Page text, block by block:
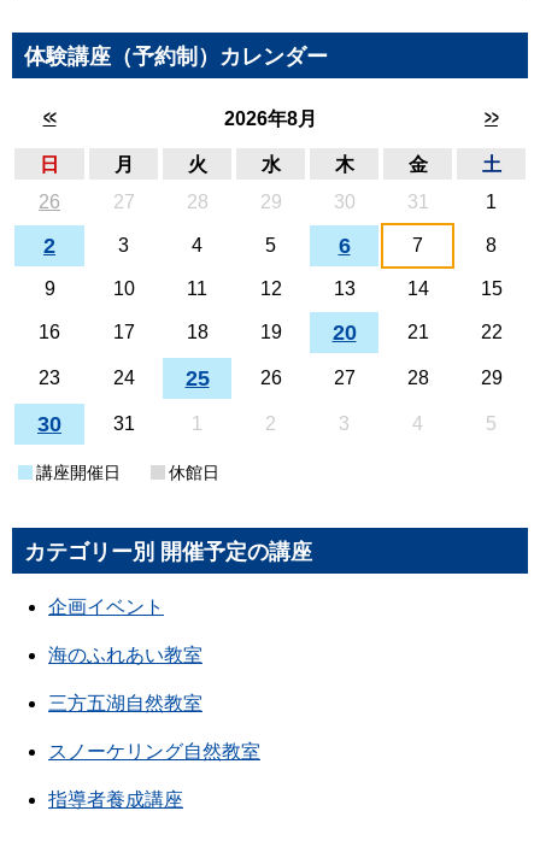
体験講座（予約制）カレンダー
<< 2026年8月 >>
日 月 火 水 木 金
土
26
27 28 29 30 31 1
2 3 4 5 6 7 8
9 10 11 12 13 14 15
16 17 18 19 20 21 22
23 24 25 26 27 28 29
30 31 1 2 3 4 5
講座開催日 休館日
カテゴリー別 開催予定の講座
企画イベント
海のふれあい教室
三方五湖自然教室
スノーケリング自然教室
指導者養成講座